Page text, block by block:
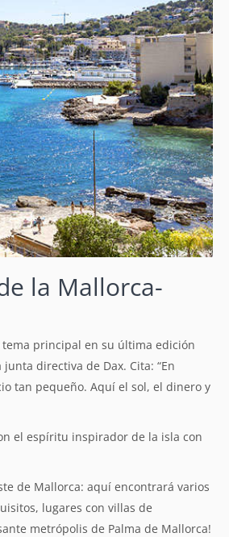
la Mallorca-
tema principal en su última edición
directiva de Dax. Cita: “En
tan pequeño. Aquí el sol, el dinero y
el espíritu inspirador de la isla con
de Mallorca: aquí encontrará varios
lugares con villas de
metrópolis de Palma de Mallorca!